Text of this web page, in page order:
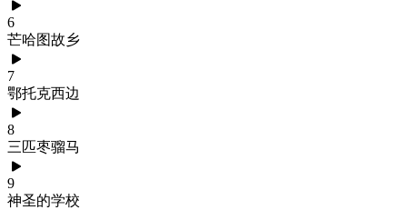
6
芒哈图故乡
7
鄂托克西边
8
三匹枣骝马
9
神圣的学校